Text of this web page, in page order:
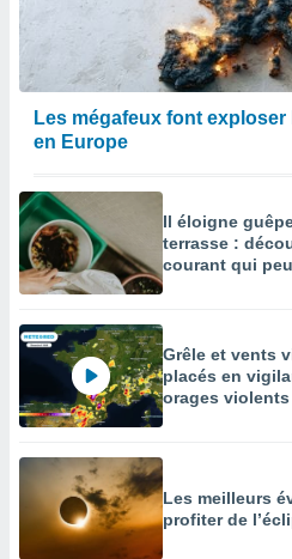
Les mégafeux font
en Europe
Il éloigne
terrasse :
courant qui
Grêle et vents
placés en
orages violents
Les meilleurs
profiter de